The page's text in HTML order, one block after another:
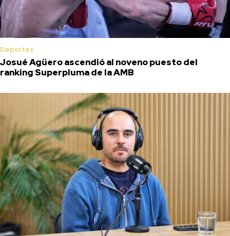
Deportes
Josué Agüero ascendió al noveno puesto del
ranking Superpluma de la AMB